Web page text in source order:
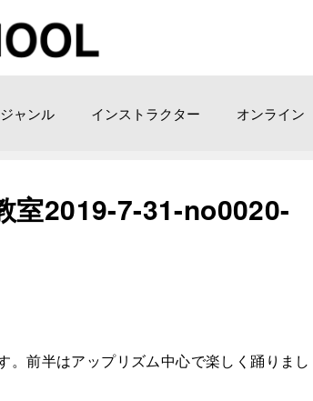
ジャンル インストラクター オンライン
室2019-7-31-no0020-
。前半はアップリズム中心で楽しく踊りまし